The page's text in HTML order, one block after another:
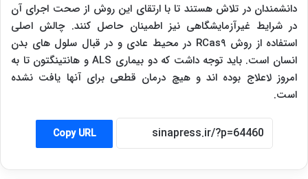
دانشمندان در تلاش هستند تا با ارتقای این روش از صحت اجرای آن
در شرایط غیرآزمایشگاهی نیز اطمینان حاصل کنند. چالش اصلی
استفاده از روش RCas۹ در محیط عادی و در قبال سلول های بدن
انسان است. باید توجه داشت که دو بیماری ALSو هانتینگتون تا به
امروز لاعلاج بوده اند و هیچ درمان قطعی برای آنها یافت نشده
است.
Copy URL